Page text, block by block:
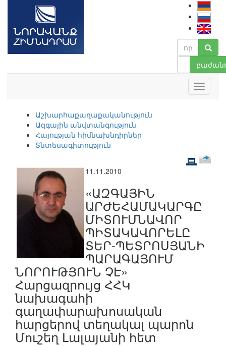
Աշխարհաքաղաքականություն
Ազգային անվտանգություն
Հայության հիմնախնդիրներ
Տնտեսագիտություն
11.11.2010
«ԱԶԳԱՅԻՆ
ԱՐԺԵՀԱՄԱԿԱՐԳԸ
ՄԻՏՈՒՄՆԱՎՈՐ
ՊԻՏԱԿԱՎՈՐԵԼԸ
ՏԵՐ-ՊԵՏՐՈՍՅԱՆԻ
ՊԱՐԱԳԱՅՈՒՄ
ՆՈՐՈՒԹՅՈՒՆ ՉԷ»
Հարցազրույց ՀՀԿ
նախագահի
գաղափարախոսական
հարցերով տեղակալ պարոն
Մուշեղ Լալայանի հետ